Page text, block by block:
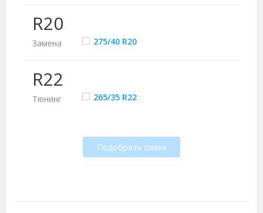
R20
Замена 275/40 R20
R22
Тюнинг 265/35 R22
Подобрать шины